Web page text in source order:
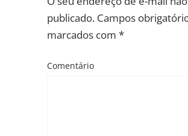
publicado. Campos
marcados com *
Comentário